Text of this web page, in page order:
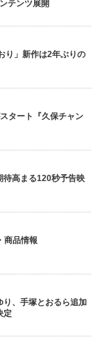
テンツ展開
り」新作は2年ぶりの
タート『久保チャン
待高まる120秒予告映
商品情報
り、手塚とおるら追加
定